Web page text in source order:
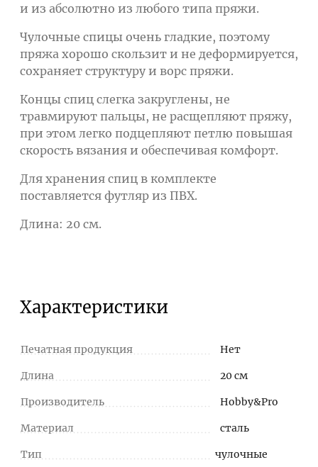
и из абсолютно из любого типа пряжи.
Чулочные спицы очень гладкие, поэтому
пряжа хорошо скользит и не деформируется,
сохраняет структуру и ворс пряжи.
Концы спиц слегка закруглены, не
травмируют пальцы, не расщепляют пряжу,
при этом легко подцепляют петлю повышая
скорость вязания и обеспечивая комфорт.
Для хранения спиц в комплекте
поставляется футляр из ПВХ.
Длина: 20 см.
Характеристики
Печатная продукция Нет
Длина 20 см
Производитель Hobby&Pro
Материал сталь
Тип чулочные